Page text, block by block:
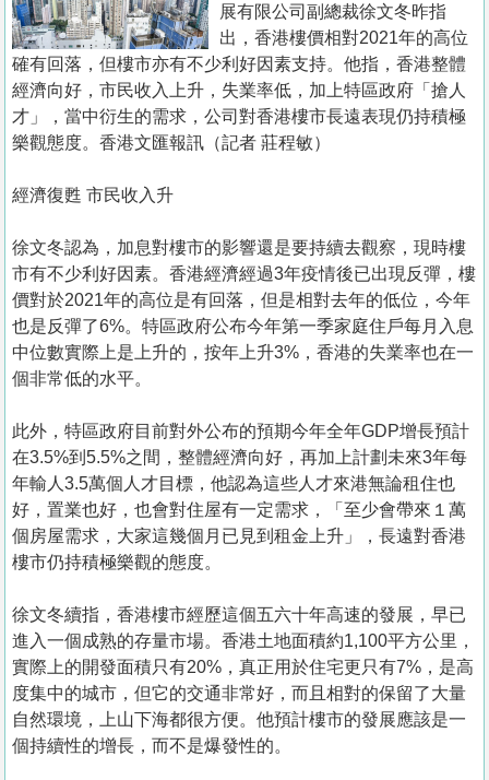
業
手
冊
關
於
們
展有限公司副總裁徐文冬昨指
出，香港樓價相對2021年的高位
確有回落，但樓市亦有不少利好因素支持。他指，香港整體
經濟向好，市民收入上升，失業率低，加上特區政府「搶人
才」，當中衍生的需求，公司對香港樓市長遠表現仍持積極
樂觀態度。香港文匯報訊（記者 莊程敏）
經濟復甦 市民收入升
徐文冬認為，加息對樓市的影響還是要持續去觀察，現時樓
市有不少利好因素。香港經濟經過3年疫情後已出現反彈，樓
價對於2021年的高位是有回落，但是相對去年的低位，今年
也是反彈了6%。特區政府公布今年第一季家庭住戶每月入息
中位數實際上是上升的，按年上升3%，香港的失業率也在一
個非常低的水平。
此外，特區政府目前對外公布的預期今年全年GDP增長預計
在3.5%到5.5%之間，整體經濟向好，再加上計劃未來3年每
年輸人3.5萬個人才目標，他認為這些人才來港無論租住也
好，置業也好，也會對住屋有一定需求，「至少會帶來１萬
個房屋需求，大家這幾個月已見到租金上升」，長遠對香港
樓市仍持積極樂觀的態度。
徐文冬續指，香港樓市經歷這個五六十年高速的發展，早已
進入一個成熟的存量市場。香港土地面積約1,100平方公里，
實際上的開發面積只有20%，真正用於住宅更只有7%，是高
度集中的城市，但它的交通非常好，而且相對的保留了大量
自然環境，上山下海都很方便。他預計樓市的發展應該是一
個持續性的增長，而不是爆發性的。